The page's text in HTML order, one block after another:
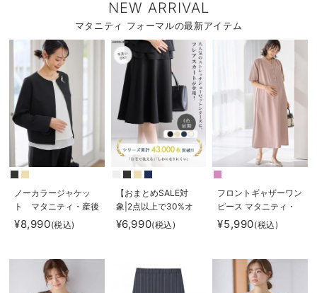
NEW ARRIVAL
マタニティ フォーマルの最新アイテム
ノーカラージャケッ
ト マタニティ・産後
授乳服【出産後も長く
使える】
¥8,990(税込)
【おまとめSALE対
象|2点以上で30%オ
フ】ストレッチジョー
ゼットフレアスカー
¥6,990(税込)
フロントギャザーワン
ピース マタニティ・
授乳服 【出産後も長
く使える】
¥5,990(税込)